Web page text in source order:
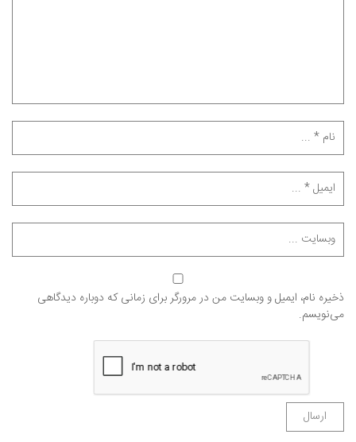
ذخیره نام، ایمیل و وبسایت من در مرورگر برای زمانی که دوباره دیدگاهی
می‌نویسم.